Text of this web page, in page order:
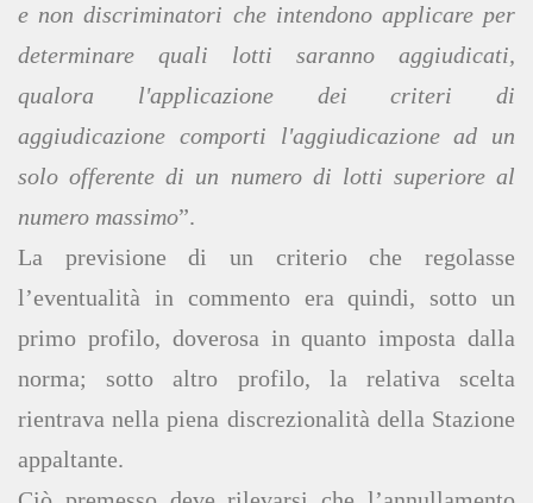
e non discriminatori che intendono applicare per
determinare quali lotti saranno aggiudicati,
qualora l'applicazione dei criteri di
aggiudicazione comporti l'aggiudicazione ad un
solo offerente di un numero di lotti superiore al
numero massimo”.
La previsione di un criterio che regolasse
l’eventualità in commento era quindi, sotto un
primo profilo, doverosa in quanto imposta dalla
norma; sotto altro profilo, la relativa scelta
rientrava nella piena discrezionalità della Stazione
appaltante.